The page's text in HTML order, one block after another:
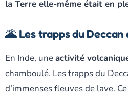
la Terre elle-même était en
🌋 Les trapps du
En Inde, uneactivité
chamboulé. Les trapps du
d’immenses fleuves de lave.